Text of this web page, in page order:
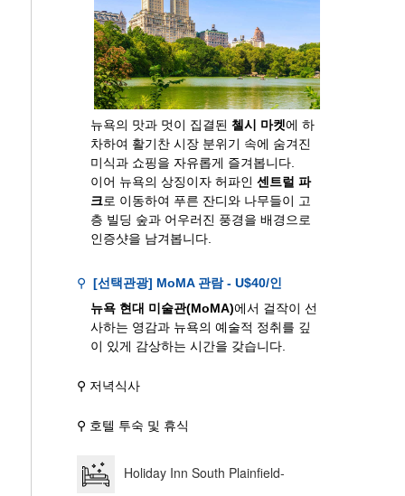
뉴욕의 맛과 멋이 집결된 첼시 마켓에 하
차하여 활기찬 시장 분위기 속에 숨겨진
미식과 쇼핑을 자유롭게 즐겨봅니다.
이어 뉴욕의 상징이자 허파인 센트럴 파
크로 이동하여 푸른 잔디와 나무들이 고
층 빌딩 숲과 어우러진 풍경을 배경으로
인증샷을 남겨봅니다.
⚲ [선택관광] MoMA 관람 - U$40/인
뉴욕 현대 미술관(MoMA)에서 걸작이 선
사하는 영감과 뉴욕의 예술적 정취를 깊
이 있게 감상하는 시간을 갖습니다.
⚲ 저녁식사
⚲ 호텔 투숙 및 휴식
Holiday Inn South Plainfield-